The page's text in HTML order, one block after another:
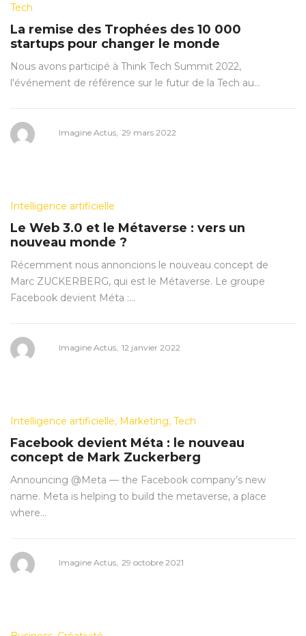
Posted
in
Tech
La remise des Trophées des 10 000
startups pour changer le monde
Nous avons participé à Think Tech Summit 2022,
l'événement de référence sur le futur de la Tech au…
Imagine Actus Posted
29 mars 2022
Posted
in
Intelligence artificielle
Le Web 3.0 et le Métaverse : vers un
nouveau monde ?
Récemment nous annoncions le nouveau concept de
Marc ZUCKERBERG, qui est le Métaverse. Le groupe
Facebook devient Méta :…
Imagine Actus Posted
12 janvier 2022
Posted
in
Intelligence artificielle Marketing Tech
Facebook devient Méta : le nouveau
concept de Mark Zuckerberg
Announcing @Meta — the Facebook company’s new
name. Meta is helping to build the metaverse, a place
where…
Imagine Actus Posted
29 octobre 2021